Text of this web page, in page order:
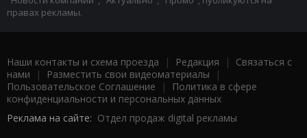
правах рекламы.
Наши контакты и схема проезда | Редакция | Связаться с
нами | Разместить свои видеоматериалы |
Пользовательское Соглашение |
Политика в сфере
конфиденциальности и персональных данных
Реклама на сайте: Отдел продаж digital рекламы